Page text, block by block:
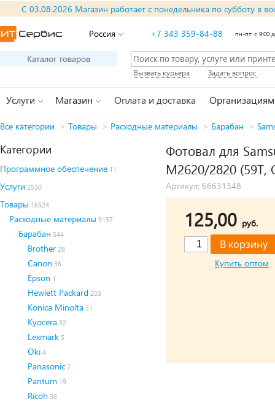
С 03.08.2026 Магазин работает с понедельника по субботу в
Россия +7 343 359-84-88 пн-пт: с 9:00
Каталог товаров
Вызвать курьера Задать вопрос
Услуги Магазин Оплата и доставка Организациям
Все категории > Товары > Расходные материалы > Барабан >
Категории
Программное обеспечение 11
Услуги 2530
Товары 16524
Расходные материалы 9137
Барабан 544
Brother 28
Canon 36
Epson 1
Hewlett Packard 203
Konica Minolta 31
Kyocera 32
Lexmark 5
Oki 4
Panasonic 7
Pantum 19
Ricoh 36
Фотовал для
M2620/2820 (59T,
Артикул: 66631348
125,00 руб.
Купить оптом